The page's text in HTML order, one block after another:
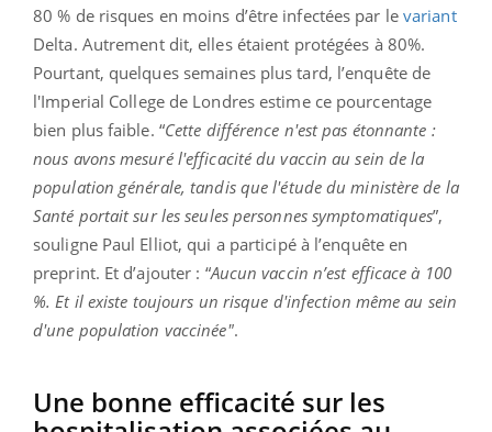
80 % de risques en moins d’être infectées par le variant
Delta. Autrement dit, elles étaient protégées à 80%.
Pourtant, quelques semaines plus tard, l’enquête de
l'Imperial Collegede Londres estime ce pourcentage
bien plus faible. “Cette différence n'est pas étonnante :
nous avons mesuré l'efficacité du vaccin au sein de la
population générale, tandis que l'étude du ministère de la
Santé portait sur les seules personnes symptomatiques”,
souligne Paul Elliot, qui a participé à l’enquête en
preprint. Et d’ajouter : “Aucun vaccin n’est efficace à 100
%. Et il existe toujours un risque d'infection même au sein
d'une population vaccinée".
Une bonne efficacité sur les